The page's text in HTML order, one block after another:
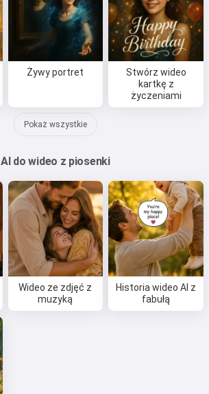
Żywy portret
Stwórz wideo
kartkę z
życzeniami
Pokaż wszystkie
AI do wideo z piosenki
Wideo ze zdjęć z
muzyką
Historia wideo AI z
fabułą